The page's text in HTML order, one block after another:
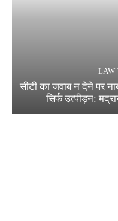
LAW
सीटी का जवाब न देने पर
सिर्फ उत्पीड़न: